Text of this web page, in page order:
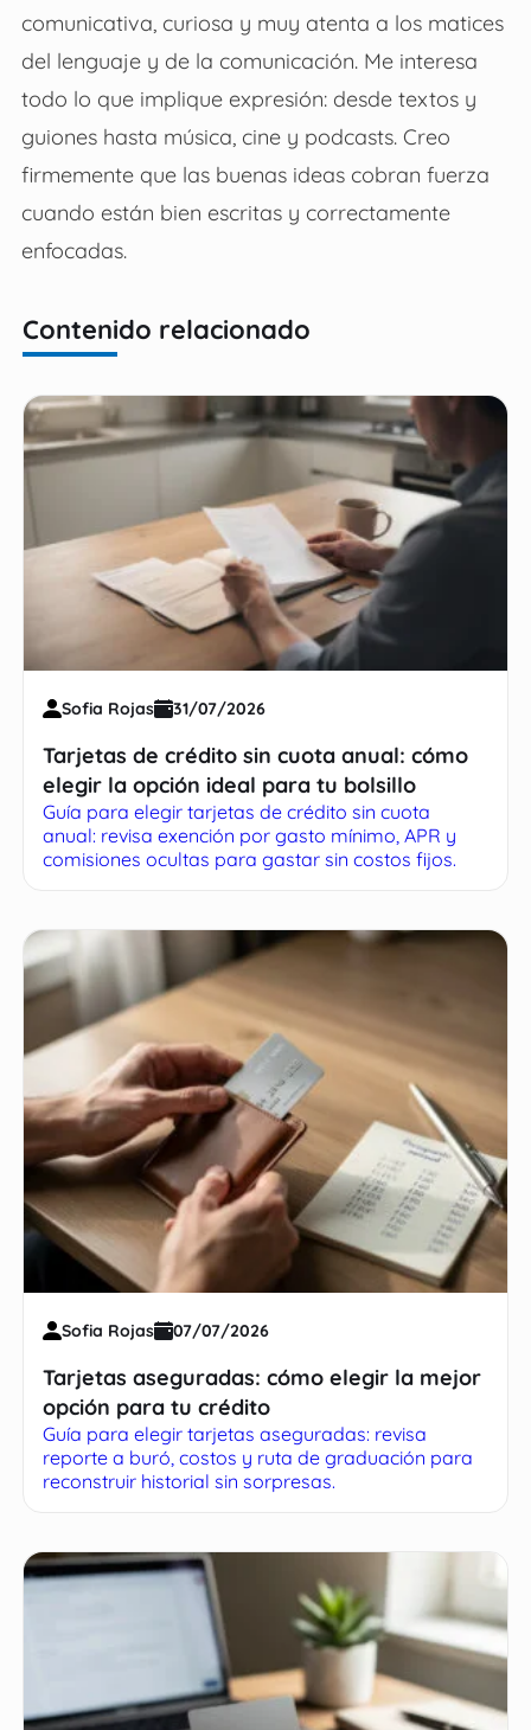
comunicativa, curiosa y muy atenta a los matices
del lenguaje y de la comunicación. Me interesa
todo lo que implique expresión: desde textos y
guiones hasta música, cine y podcasts. Creo
firmemente que las buenas ideas cobran fuerza
cuando están bien escritas y correctamente
enfocadas.
Contenido relacionado
Sofia Rojas 31/07/2026
Tarjetas de crédito sin cuota anual: cómo
elegir la opción ideal para tu bolsillo
Guía para elegir tarjetas de crédito sin cuota
anual: revisa exención por gasto mínimo, APR y
comisiones ocultas para gastar sin costos fijos.
Sofia Rojas 07/07/2026
Tarjetas aseguradas: cómo elegir la mejor
opción para tu crédito
Guía para elegir tarjetas aseguradas: revisa
reporte a buró, costos y ruta de graduación para
reconstruir historial sin sorpresas.